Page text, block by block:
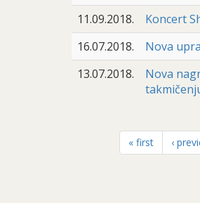
11.09.2018.
Koncert
16.07.2018.
Nova
13.07.2018.
Nova
« first ‹